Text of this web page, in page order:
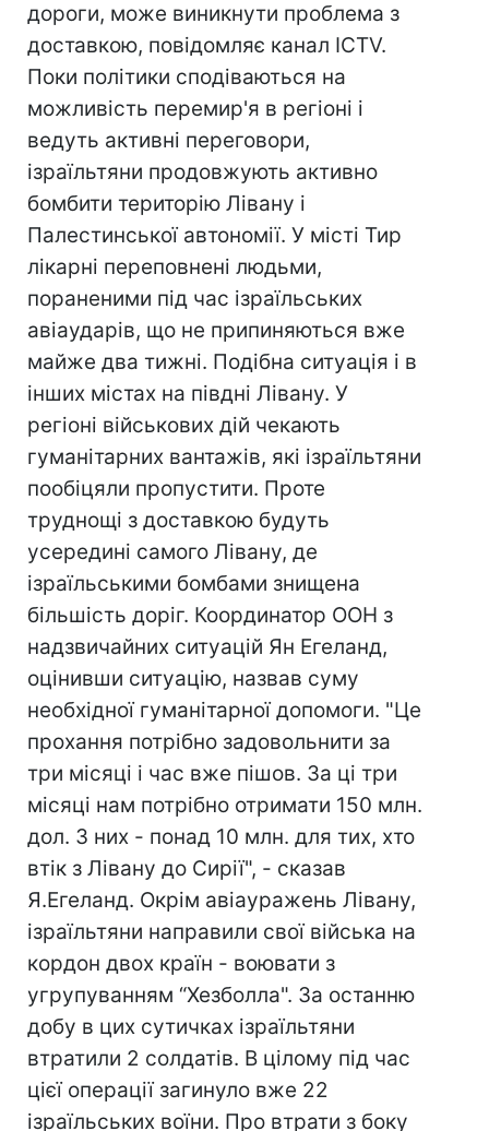
дороги, може виникнути проблема з
доставкою, повідомляє канал ICTV.
Поки політики сподіваються на
можливість перемир'я в регіоні і
ведуть активні переговори,
ізраїльтяни продовжують активно
бомбити територію Лівану і
Палестинської автономії. У місті Тир
лікарні переповнені людьми,
пораненими під час ізраїльських
авіаударів, що не припиняються вже
майже два тижні. Подібна ситуація і в
інших містах на півдні Лівану. У
регіоні військових дій чекають
гуманітарних вантажів, які ізраїльтяни
пообіцяли пропустити. Проте
труднощі з доставкою будуть
усередині самого Лівану, де
ізраїльськими бомбами знищена
більшість доріг. Координатор ООН з
надзвичайних ситуацій Ян Егеланд,
оцінивши ситуацію, назвав суму
необхідної гуманітарної допомоги. "Це
прохання потрібно задовольнити за
три місяці і час вже пішов. За ці три
місяці нам потрібно отримати 150 млн.
дол. З них - понад 10 млн. для тих, хто
втік з Лівану до Сирії", - сказав
Я.Егеланд. Окрім авіауражень Лівану,
ізраїльтяни направили свої війська на
кордон двох країн - воювати з
угрупуванням “Хезболла". За останню
добу в цих сутичках ізраїльтяни
втратили 2 солдатів. В цілому під час
цієї операції загинуло вже 22
ізраїльських воїни. Про втрати з боку